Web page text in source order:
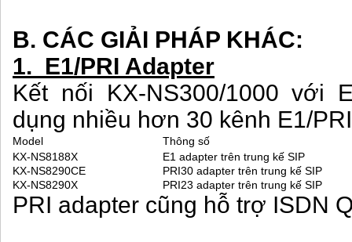
B. CÁC GIẢI PHÁP KHÁC:
1. E1/PRI Adapter
Kết nối KX-NS300/1000 với
dụng nhiều hơn 30 kênh E1/PRI
Model
Thông số
KX-NS8188X
E1 adapter trên trung kế SIP
KX-NS8290CE
PRI30 adapter trên trung kế SIP
KX-NS8290X
PRI23 adapter trên trung kế SIP
PRI adapter cũng hỗ trợ ISDN